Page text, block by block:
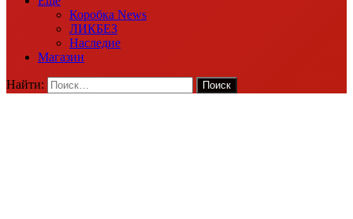
Коробка News
ЛИКБЕЗ
Наследие
Магазин
Найти: